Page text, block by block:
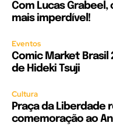
Com Lucas
mais imperdível!
Eventos
Comic Market Brasil
de Hideki Tsuji
Cultura
Praça da
comemoração ao